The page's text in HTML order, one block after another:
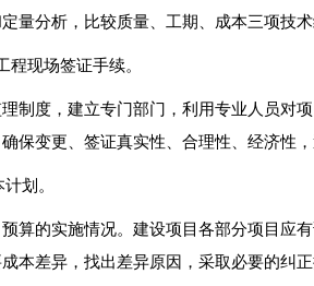
量分析，比较质量、工期、成本三项技
程现场签证手续。
制度，建立专门部门，利用专业人员对
保变更、签证真实性、合理性、经济性
划。
算的实施情况。建设项目各部分项目应
本差异，找出差异原因，采取必要的纠正